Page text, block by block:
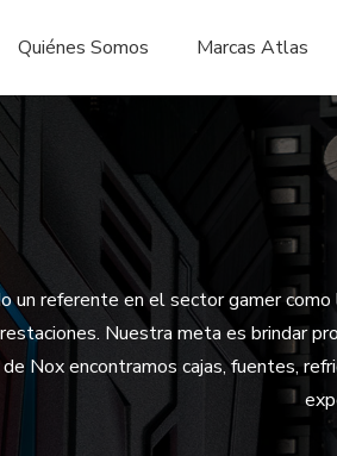
Quiénes Somos Marcas Atlas
un referente en el sector gamer
Nuestra meta es brindar
Nox encontramos cajas, fuentes,